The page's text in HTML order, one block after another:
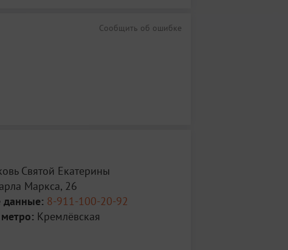
Бартольди (1809-1847)
на хорал „Was mein Gott will,
Сообщить об ошибке
Святой Екатерины
Маркса, 26
данные: 8-911-100-20-92
Кремлёвская